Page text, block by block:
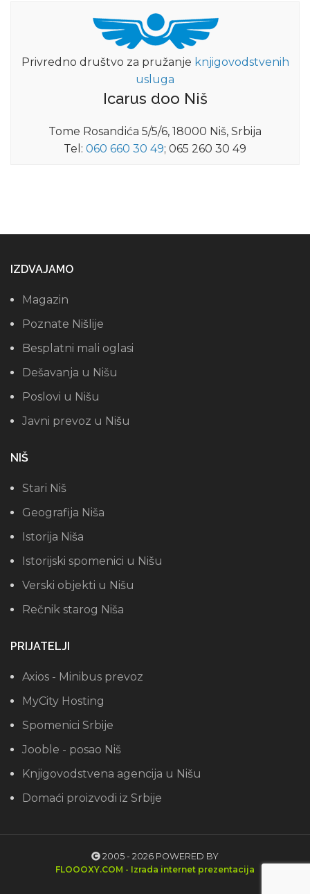
Privredno društvo za pružanje knjigovodstvenih
usluga
Icarus doo Niš
Tome Rosandića 5/5/6, 18000 Niš, Srbija
Tel: 060 660 30 49; 065 260 30 49
IZDVAJAMO
Magazin
Poznate Nišlije
Besplatni mali oglasi
Dešavanja u Nišu
Poslovi u Nišu
Javni prevoz u Nišu
NIŠ
Stari Niš
Geografija Niša
Istorija Niša
Istorijski spomenici u Nišu
Verski objekti u Nišu
Rečnik starog Niša
PRIJATELJI
Axios - Minibus prevoz
MyCity Hosting
Spomenici Srbije
Jooble - posao Niš
Knjigovodstvena agencija u Nišu
Domaći proizvodi iz Srbije
2005 - 2026 POWERED BY
FLOOOXY.COM - Izrada internet prezentacija